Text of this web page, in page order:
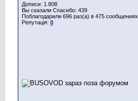
Дописи: 1.808
Вы сказали Спасибо: 439
Поблагодарили 696 раз(а) в 475 сообщениях
Репутація: 0